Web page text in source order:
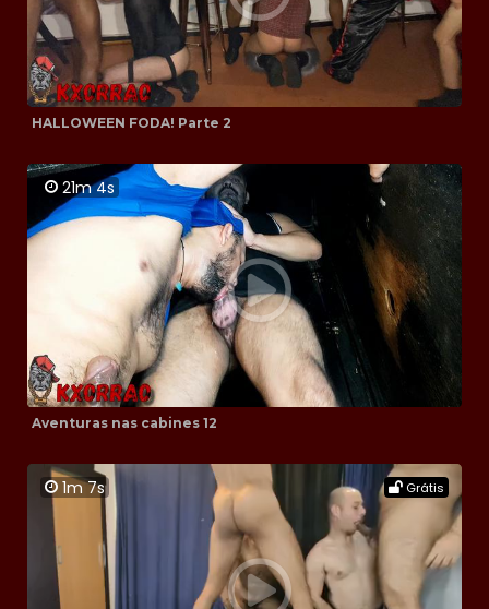
HALLOWEEN FODA! Parte 2
21m 4s
Aventuras nas cabines 12
1m 7s Grátis